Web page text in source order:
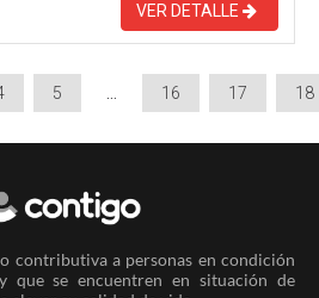
VER DETALLE
5 16 17 18
contributiva a personas en condición
que se encuentren en situación de